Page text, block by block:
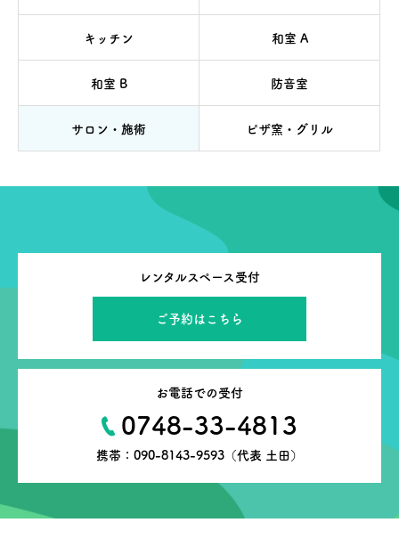
キッチン 和室 A
和室 B 防音室
サロン・施術 ピザ窯・グリル
レンタルスペース受付
ご予約はこちら
お電話での受付
0748-33-4813
携帯：090-8143-9593（代表 土田）